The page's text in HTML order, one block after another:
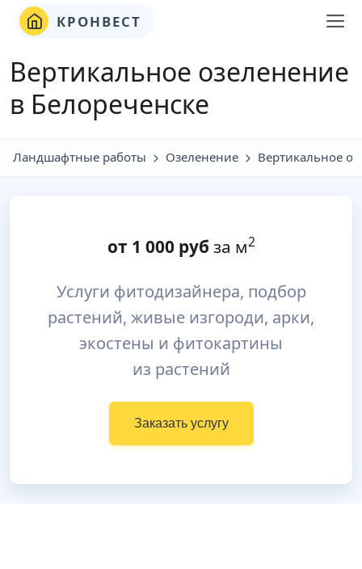
КРОНВЕСТ
Вертикальное озеленение
в Белореченске
Ландшафтные работы Озеленение Вертикальное
от 1 000руб за м2
Услуги фитодизайнера, подбор
растений, живые изгороди, арки,
экостены и фитокартины
из растений
Заказать услугу